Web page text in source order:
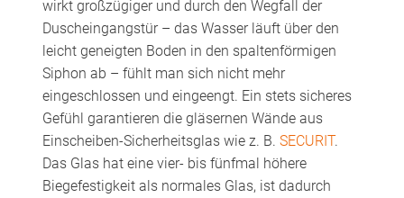
wirkt großzügiger und durch den Wegfall der
Duscheingangstür – das Wasser läuft über den
leicht geneigten Boden in den spaltenförmigen
Siphon ab – fühlt man sich nicht mehr
eingeschlossen und eingeengt. Ein stets sicheres
Gefühl garantieren die gläsernen Wände aus
Einscheiben-Sicherheitsglas wie z. B. SECURIT.
Das Glas hat eine vier- bis fünfmal höhere
Biegefestigkeit als normales Glas, ist dadurch